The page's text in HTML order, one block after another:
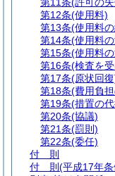
第12条(使用料)
第13条(使用料
第14条(使用料
第15条(使用料
第16条(検査を
第17条(原状回
第18条(費用負
第19条(措置の
第20条(協議)
第21条(罰則)
第22条(委任)
付 則
付 則 (平成17年